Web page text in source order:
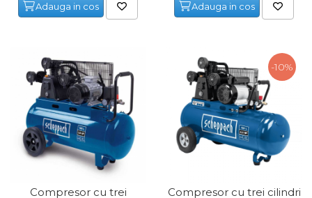
Adauga in cos Adauga in cos
Compresor cu trei
-10%
Compresor cu trei cilindri